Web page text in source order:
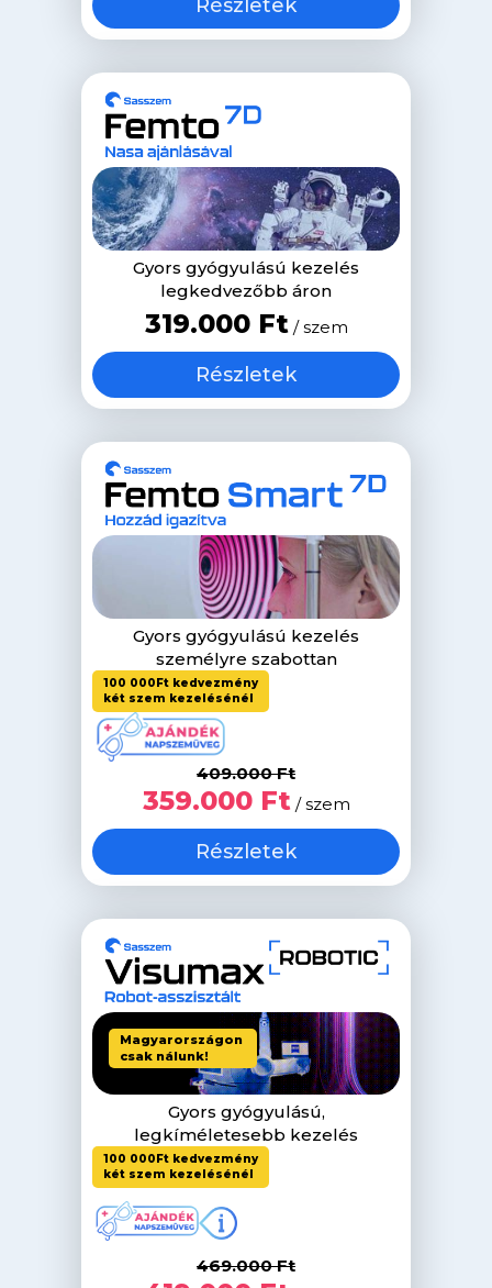
Részletek
Gyors gyógyulású kezelés
legkedvezőbb áron
319.000 Ft/ szem
Részletek
Gyors gyógyulású kezelés
személyre szabottan
100 000Ft kedvezmény
két szem kezelésénél
409.000 Ft
359.000 Ft/ szem
Részletek
Gyors gyógyulású,
legkíméletesebb kezelés
100 000Ft kedvezmény
két szem kezelésénél
469.000 Ft